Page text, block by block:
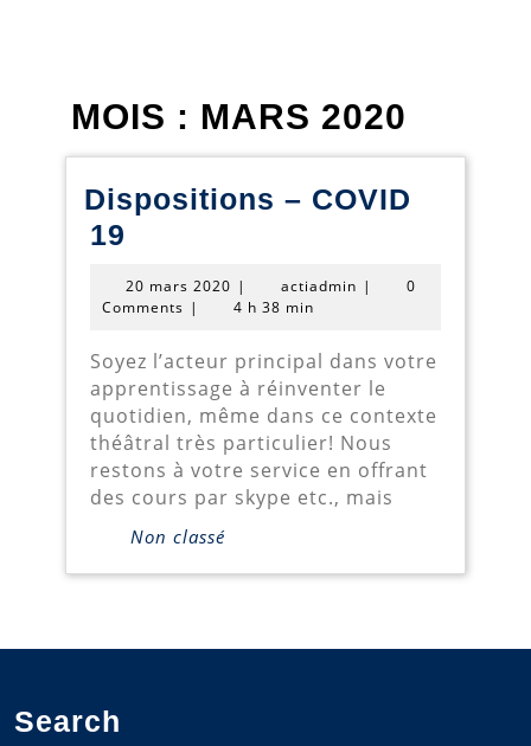
MOIS : MARS 2020
Dispositions – COVID
19
COVID
20 mars 2020 20
mars
| actiadmin actiadmin
|
0
Comments | 4 h 38 min
Soyez l’acteur principal dans votre
apprentissage à réinventer le
quotidien, même dans ce contexte
théâtral très particulier! Nous
restons à votre service en offrant
des cours par skype etc., mais
Non classé
Search